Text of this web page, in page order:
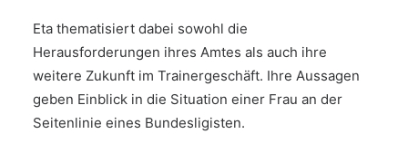
Eta thematisiert dabei sowohl die
Herausforderungen ihres Amtes als auch ihre
weitere Zukunft im Trainergeschäft. Ihre Aussagen
geben Einblick in die Situation einer Frau an der
Seitenlinie eines Bundesligisten.